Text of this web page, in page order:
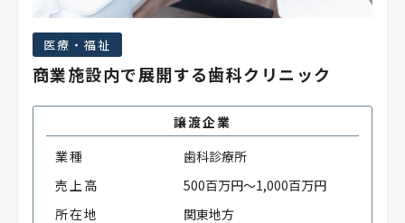
医療・福祉
商業施設内で展開する歯科クリニック
譲渡企業
業種
歯科診療所
売上高
500百万円～1,000百万円
所在地
関東地方